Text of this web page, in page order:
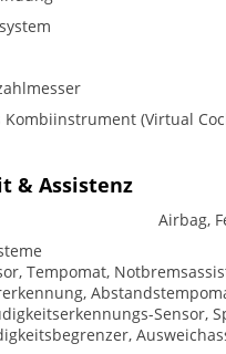
Kombiinstrument (Virtual
& Assistenz
Airbag,
Tempomat,
Sensor,